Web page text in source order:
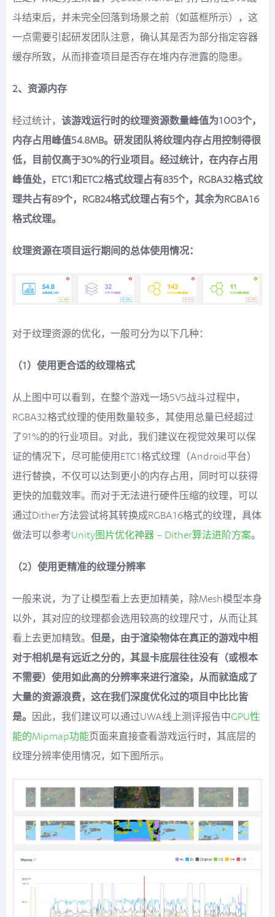
斗结束后，并未完全回落到场景之前（如蓝框所示），这
一点需要引起研发团队注意，确认其是否为部分指定容器
缓存所致，从而排查项目是否存在堆内存泄露的隐患。
2、资源内存
经过统计， 该游戏运行时的纹理资源数量峰值为1003个，
内存占用峰值54.8MB。研发团队将纹理内存占用控制得很
低，目前仅高于30%的行业项目。经过统计，在内存占用
峰值处，ETC1和ETC2格式纹理占有835个，RGBA32格式纹
理共占有89个，RGB24格式纹理占有5个，其余为RGBA16
格式纹理。
纹理资源在项目运行期间的总体使用情况：
对于纹理资源的优化，一般可分为以下几种：
（1）使用更合适的纹理格式
从上图中可以看到，在整个游戏一场5V5战斗过程中，
RGBA32格式纹理的使用数量较多，其使用总量已经超过
了91%的的行业项目。对此，我们建议在视觉效果可以保
证的情况下，尽可能使用ETC1格式纹理（Android平台）
进行替换，不仅可以达到更小的内存占用，同时可以获得
更快的加载效率。而对于无法进行硬件压缩的纹理，可以
通过Dither方法尝试将其转换成RGBA16格式的纹理，具体
做法可以参考Unity图片优化神器 - Dither算法进阶方案。
（2）使用更精准的纹理分辨率
一般来说，为了让模型看上去更加精美，除Mesh模型本身
以外，其对应的纹理都会选用较高的纹理尺寸，从而让其
看上去更加精致。 但是，由于渲染物体在真正的游戏中相
对于相机是有远近之分的，其显卡底层往往没有（或根本
不需要）使用如此高的分辨率来进行渲染，从而就造成了
大量的资源浪费，这在我们深度优化过的项目中比比皆
是。 因此，我们建议可以通过UWA线上测评报告中GPU性
能的Mipmap功能页面来直接查看游戏运行时，其底层的
纹理分辨率使用情况，如下图所示。